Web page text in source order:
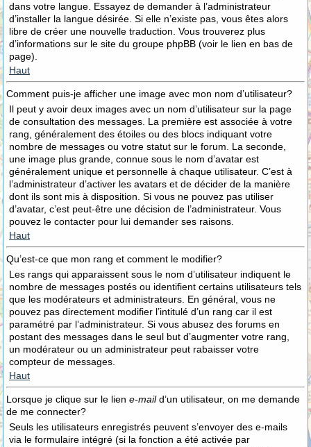
dans votre langue. Essayez de demander à l’administrateur
d’installer la langue désirée. Si elle n’existe pas, vous êtes alors
libre de créer une nouvelle traduction. Vous trouverez plus
d’informations sur le site du groupe phpBB (voir le lien en bas de
page).
Haut
Comment puis-je afficher une image avec mon nom d’utilisateur?
Il peut y avoir deux images avec un nom d’utilisateur sur la page
de consultation des messages. La première est associée à votre
rang, généralement des étoiles ou des blocs indiquant votre
nombre de messages ou votre statut sur le forum. La seconde,
une image plus grande, connue sous le nom d’avatar est
généralement unique et personnelle à chaque utilisateur. C’est à
l’administrateur d’activer les avatars et de décider de la manière
dont ils sont mis à disposition. Si vous ne pouvez pas utiliser
d’avatar, c’est peut-être une décision de l’administrateur. Vous
pouvez le contacter pour lui demander ses raisons.
Haut
Qu’est-ce que mon rang et comment le modifier?
Les rangs qui apparaissent sous le nom d’utilisateur indiquent le
nombre de messages postés ou identifient certains utilisateurs tels
que les modérateurs et administrateurs. En général, vous ne
pouvez pas directement modifier l’intitulé d’un rang car il est
paramétré par l’administrateur. Si vous abusez des forums en
postant des messages dans le seul but d’augmenter votre rang,
un modérateur ou un administrateur peut rabaisser votre
compteur de messages.
Haut
Lorsque je clique sur le lien e-maild’un utilisateur, on me demande
de me connecter?
Seuls les utilisateurs enregistrés peuvent s’envoyer des e-mails
via le formulaire intégré (si la fonction a été activée par